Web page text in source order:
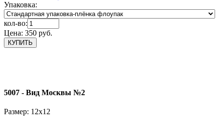
Упаковка:
кол-во:
Цена: 350 руб.
5007 - Вид Москвы №2
Размер: 12х12